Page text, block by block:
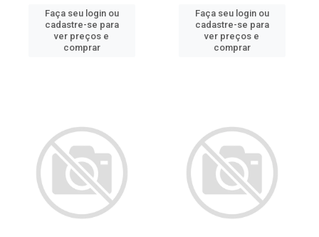
Faça seu login ou
cadastre-se para
ver preços e
comprar
Faça seu login ou
cadastre-se para
ver preços e
comprar